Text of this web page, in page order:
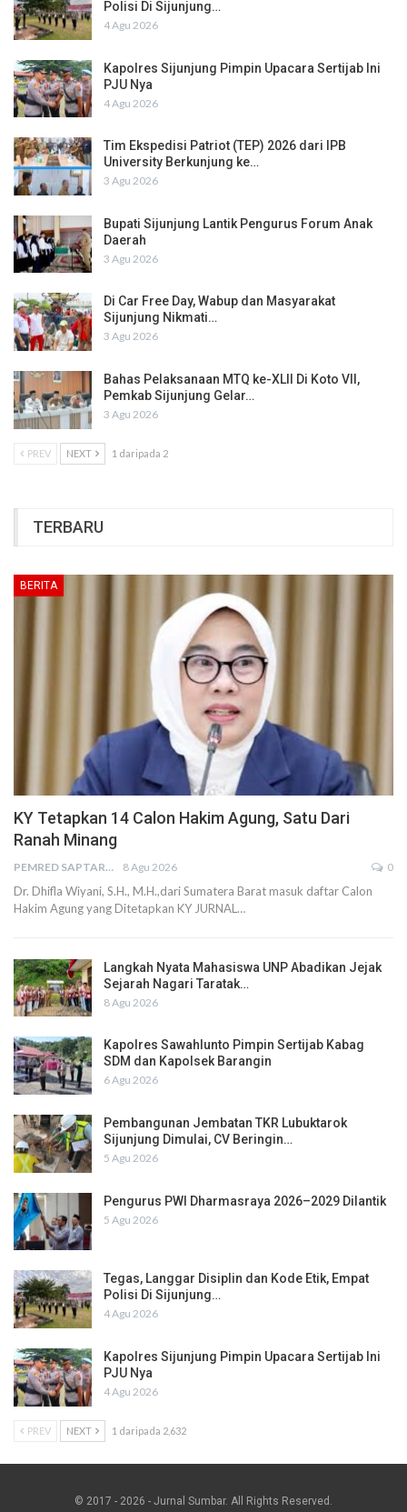
Polisi Di Sijunjung…
4 Agu 2026
Kapolres Sijunjung Pimpin Upacara Sertijab Ini
PJU Nya
4 Agu 2026
Tim Ekspedisi Patriot (TEP) 2026 dari IPB
University Berkunjung ke…
3 Agu 2026
Bupati Sijunjung Lantik Pengurus Forum Anak
Daerah
3 Agu 2026
Di Car Free Day, Wabup dan Masyarakat
Sijunjung Nikmati…
3 Agu 2026
Bahas Pelaksanaan MTQ ke-XLII Di Koto VII,
Pemkab Sijunjung Gelar…
3 Agu 2026
PREV NEXT 1 daripada 2
TERBARU
BERITA
KY Tetapkan 14 Calon Hakim Agung, Satu Dari
Ranah Minang
PEMRED SAPTARIUS 8 Agu 2026 0
Dr. Dhifla Wiyani, S.H., M.H.,dari Sumatera Barat masuk daftar Calon
Hakim Agung yang Ditetapkan KY JURNAL…
Langkah Nyata Mahasiswa UNP Abadikan Jejak
Sejarah Nagari Taratak…
8 Agu 2026
Kapolres Sawahlunto Pimpin Sertijab Kabag
SDM dan Kapolsek Barangin
6 Agu 2026
Pembangunan Jembatan TKR Lubuktarok
Sijunjung Dimulai, CV Beringin…
5 Agu 2026
Pengurus PWI Dharmasraya 2026–2029 Dilantik
5 Agu 2026
Tegas, Langgar Disiplin dan Kode Etik, Empat
Polisi Di Sijunjung…
4 Agu 2026
Kapolres Sijunjung Pimpin Upacara Sertijab Ini
PJU Nya
4 Agu 2026
PREV NEXT 1 daripada 2,632
© 2017 - 2026 - Jurnal Sumbar. All Rights Reserved.